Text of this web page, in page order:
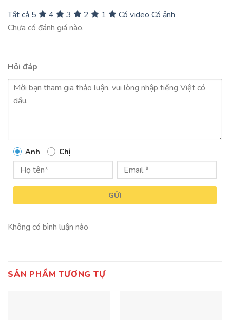
Tất cả 5 4 3 2 1 Có video Có ảnh
Chưa có đánh giá nào.
Hỏi đáp
Anh Chị
GỬI
Không có bình luận nào
SẢN PHẨM TƯƠNG TỰ